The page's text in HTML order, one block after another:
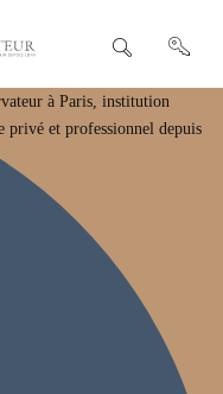
R
c
h
r